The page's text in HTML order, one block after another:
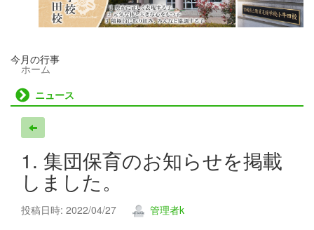
今月の行事
ホーム
ニュース
1. 集団保育のお知らせを掲載
しました。
投稿日時: 2022/04/27
管理者k